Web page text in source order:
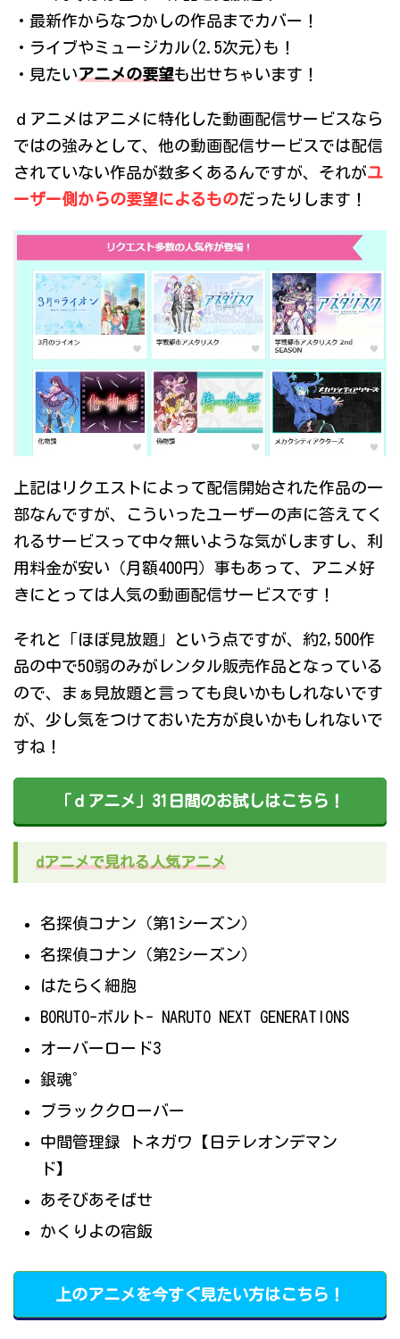
・最新作からなつかしの作品までカバー！
・ライブやミュージカル(2.5次元)も！
・見たいアニメの要望も出せちゃいます！
ｄアニメはアニメに特化した動画配信サービスなら
ではの強みとして、他の動画配信サービスでは配信
されていない作品が数多くあるんですが、それがユ
ーザー側からの要望によるものだったりします！
上記はリクエストによって配信開始された作品の一
部なんですが、こういったユーザーの声に答えてく
れるサービスって中々無いような気がしますし、利
用料金が安い（月額400円）事もあって、アニメ好
きにとっては人気の動画配信サービスです！
それと「ほぼ見放題」という点ですが、約2,500作
品の中で50弱のみがレンタル販売作品となっている
ので、まぁ見放題と言っても良いかもしれないです
が、少し気をつけておいた方が良いかもしれないで
すね！
「ｄアニメ」31日間のお試しはこちら！
dアニメで見れる人気アニメ
名探偵コナン（第1シーズン）
名探偵コナン（第2シーズン）
はたらく細胞
BORUTO-ボルト- NARUTO NEXT GENERATIONS
オーバーロード3
銀魂゜
ブラッククローバー
中間管理録 トネガワ【日テレオンデマン
ド】
あそびあそばせ
かくりよの宿飯
上のアニメを今すぐ見たい方はこちら！